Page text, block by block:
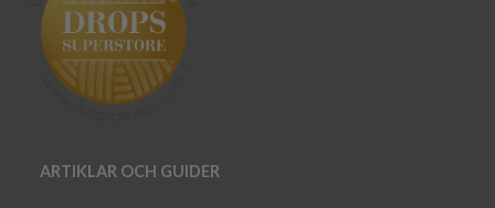
ARTIKLAR OCH GUIDER